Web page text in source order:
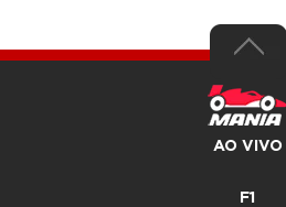
AO VIVO
F1